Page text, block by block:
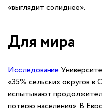
«выглядит солиднее».
Для мира
Исследование
«35% сельских округов
испытывают